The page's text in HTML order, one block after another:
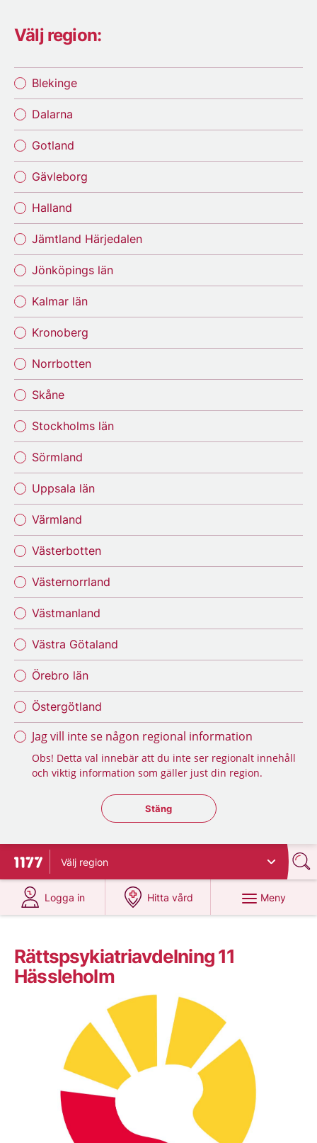
Välj region:
Blekinge
Dalarna
Gotland
Gävleborg
Halland
Jämtland Härjedalen
Jönköpings län
Kalmar län
Kronoberg
Norrbotten
Skåne
Stockholms län
Sörmland
Uppsala län
Värmland
Västerbotten
Västernorrland
Västmanland
Västra Götaland
Örebro län
Östergötland
Jag vill inte se någon regional information
Obs! Detta val innebär att du inte ser regionalt innehåll
och viktig information som gäller just din region.
Stäng regionsväljaren
Stäng
Till startsidan för 1177
Välj region
Logga in
på 1177.se
Hitta vård
på 1177.se
Meny
Rättspsykiatriavdelning 11
Hässleholm